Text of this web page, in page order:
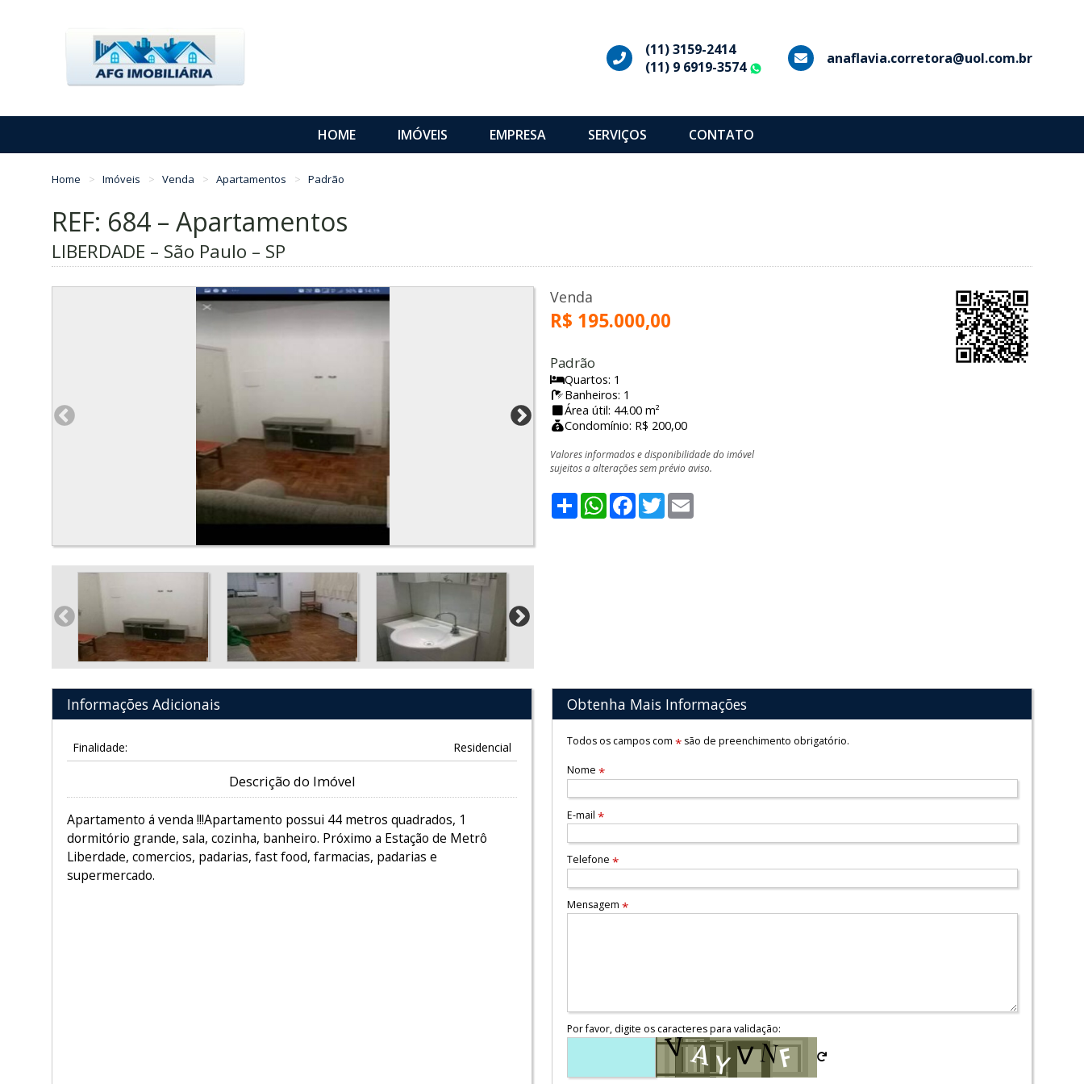
(11) 3159-2414
(11) 9 6919-3574
WhatsApp
anaflavia.corretora@uol.com.br
HOME IMÓVEIS EMPRESA SERVIÇOS CONTATO
Home Imóveis Venda Apartamentos Padrão
REF: 684 – Apartamentos
LIBERDADE – São Paulo – SP
Venda
R$ 195.000,00
Padrão
Quartos: 1
Banheiros: 1
Área útil: 44.00 m²
Condomínio: R$ 200,00
Valores informados e disponibilidade do imóvel
sujeitos a alterações sem prévio aviso.
ShareWhatsApp
Facebook
Twitter
Informações Adicionais
Finalidade: Residencial
Descrição do Imóvel
Apartamento á venda !!!Apartamento possui 44 metros quadrados, 1
dormitório grande, sala, cozinha, banheiro. Próximo a Estação de Metrô
Liberdade, comercios, padarias, fast food, farmacias, padarias e
supermercado.
Obtenha Mais Informações
Todos os campos com *são de preenchimento obrigatório.
Nome *
E-mail *
Telefone *
Mensagem *
Por favor, digite os caracteres para validação: